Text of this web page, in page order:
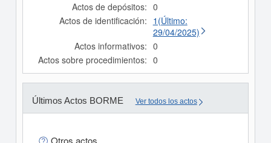
Actos de depósitos: 0
Actos de identificación: 1(Último:
29/04/2025)
Actos informativos: 0
Actos sobre procedimientos: 0
Últimos Actos BORME Ver todos los actos
Otros actos